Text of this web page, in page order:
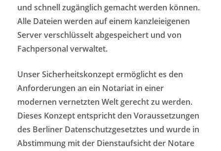
und schnell zugänglich gemacht werden können.
Alle Dateien werden auf einem kanzleieigenen
Server verschlüsselt abgespeichert und von
Fachpersonal verwaltet.
Unser Sicherheitskonzept ermöglicht es den
Anforderungen an ein Notariat in einer
modernen vernetzten Welt gerecht zu werden.
Dieses Konzept entspricht den Voraussetzungen
des Berliner Datenschutzgesetztes und wurde in
Abstimmung mit der Dienstaufsicht der Notare